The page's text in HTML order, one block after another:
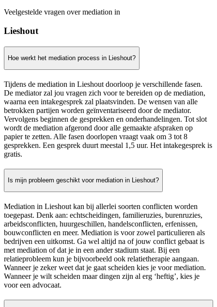
Veelgestelde vragen over mediation in
Lieshout
Hoe werkt het mediation process in Lieshout?
Tijdens de mediation in Lieshout doorloop je verschillende fasen.
De mediator zal jou vragen zich voor te bereiden op de mediation,
waarna een intakegesprek zal plaatsvinden. De wensen van alle
betrokken partijen worden geïnventariseerd door de mediator.
Vervolgens beginnen de gesprekken en onderhandelingen. Tot slot
wordt de mediation afgerond door alle gemaakte afspraken op
papier te zetten. Alle fasen doorlopen vraagt vaak om 3 tot 8
gesprekken. Een gesprek duurt meestal 1,5 uur. Het intakegesprek is
gratis.
Is mijn probleem geschikt voor mediation in Lieshout?
Mediation in Lieshout kan bij allerlei soorten conflicten worden
toegepast. Denk aan: echtscheidingen, familieruzies, burenruzies,
arbeidsconflicten, huurgeschillen, handelsconflicten, erfenissen,
bouwconflicten en meer. Mediation is voor zowel particulieren als
bedrijven een uitkomst. Ga wel altijd na of jouw conflict gebaat is
met mediation of dat je in een ander stadium staat. Bij een
relatieprobleem kun je bijvoorbeeld ook relatietherapie aangaan.
Wanneer je zeker weet dat je gaat scheiden kies je voor mediation.
Wanneer je wilt scheiden maar dingen zijn al erg ‘heftig’, kies je
voor een advocaat.